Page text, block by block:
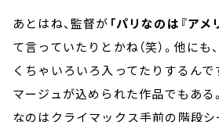
あとはね、監督が 「パリなのは『アメ
て言っていたりとかね（笑）。他にも
くちゃいろいろ入ってたりするんで
マージュが込められた作品でもある
なのはクライマックス手前の階段シ